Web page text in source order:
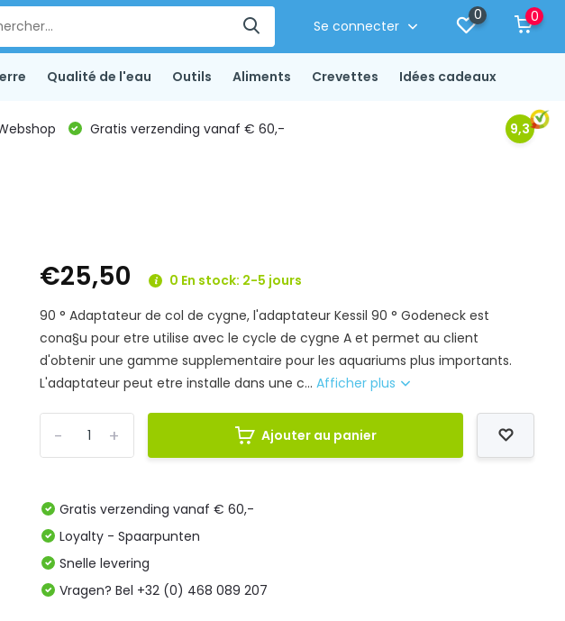
Se connecter
0 0
Qualité de l'eau Outils Aliments Crevettes Idées cadeaux
Gratis verzending vanaf € 60,- 9,3
€25,50
0 En stock: 2-5 jours
90 ° Adaptateur de col de cygne, l'adaptateur Kessil 90 ° Godeneck est
cona§u pour etre utilise avec le cycle de cygne A et permet au client
d'obtenir une gamme supplementaire pour les aquariums plus importants.
L'adaptateur peut etre installe dans une c...Afficher plus
+
- Ajouter au panier
Gratis verzending vanaf € 60,-
Loyalty - Spaarpunten
Snelle levering
Vragen? Bel +32 (0) 468 089 207